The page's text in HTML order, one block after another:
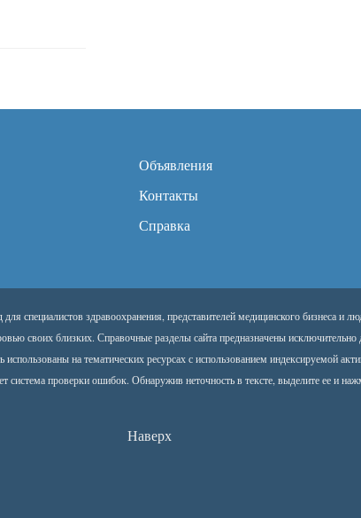
Объявления
Контакты
Справка
специалистов здравоохранения, представителей медицинского бизнеса и
своих близких. Справочные разделы сайта предназначены исключительно
на тематических ресурсах с использованием индексируемой
система проверки ошибок. Обнаружив неточность в тексте, выделите ее и
Наверх